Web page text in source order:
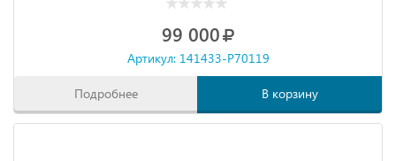
99 000
Артикул: 141433-P70119
Подробнее В корзину